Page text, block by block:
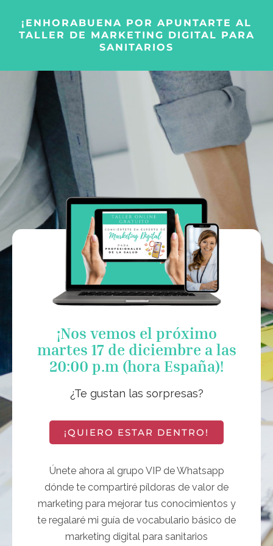
¡ENHORABUENA POR APUNTARTE AL
TALLER DE MARKETING DIGITAL PARA
SANITARIOS
¡Nos vemos el próximo
martes 17 de diciembre a las
20:00 p.m (hora España)!
¿Te gustan las sorpresas?
¡QUIERO ESTAR DENTRO!
Únete ahora al grupo VIP de Whatsapp
dónde te compartiré píldoras de valor de
marketing para mejorar tus conocimientos y
te regalaré mi guía de vocabulario básico de
marketing digital para sanitarios